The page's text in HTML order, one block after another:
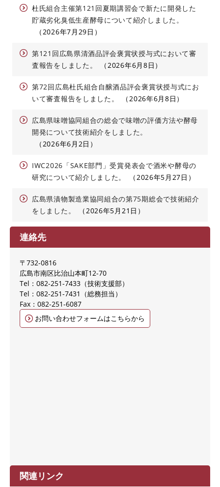
杜氏組合主催第121回夏期講習会で新たに開発した
貯蔵劣化臭低生産酵母について紹介しました。
2026年7月29日
第121回広島県清酒品評会褒賞状授与式において審
査報告をしました。
2026年6月8日
第72回広島杜氏組合自醸酒品評会褒賞状授与式にお
いて審査報告をしました。
2026年6月8日
広島県味噌協同組合の総会で味噌の評価方法や酵母
開発について技術紹介をしました。
2026年6月2日
IWC2026「SAKE部門」受賞発表会で酒米や酵母の
研究について紹介しました。
2026年5月27日
広島県漬物製造業協同組合の第75期総会で技術紹介
をしました。
2026年5月21日
連絡先
〒732-0816
広島市南区比治山本町12-70
Tel：082-251-7433
技術支援部
Tel：082-251-7431
総務担当
Fax：082-251-6087
お問い合わせフォームはこちらから
関連リンク